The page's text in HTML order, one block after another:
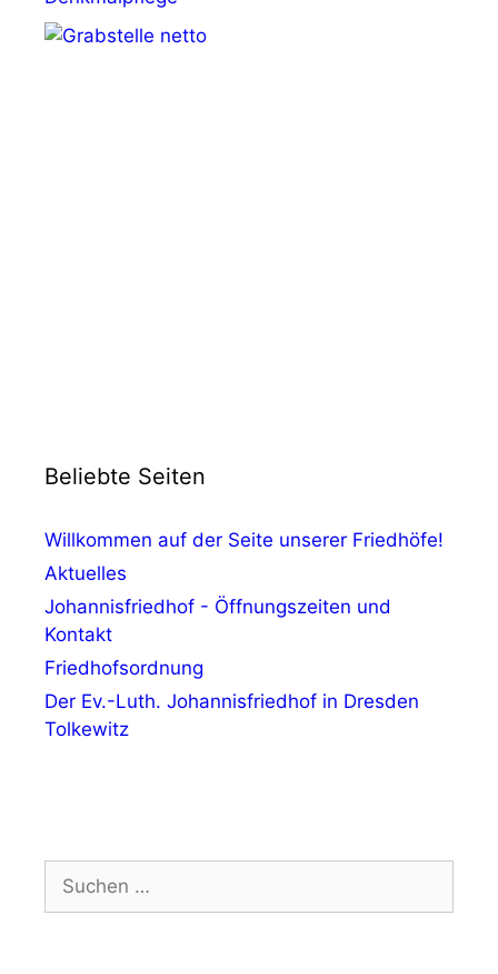
Beliebte Seiten
Willkommen auf der Seite unserer Friedhöfe!
Aktuelles
Johannisfriedhof - Öffnungszeiten und
Kontakt
Friedhofsordnung
Der Ev.-Luth. Johannisfriedhof in Dresden
Tolkewitz
Suchen
nach: